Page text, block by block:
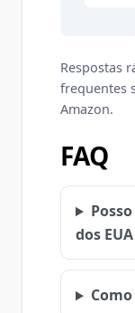
Respostas
frequentes
Amazon.
FAQ
dos